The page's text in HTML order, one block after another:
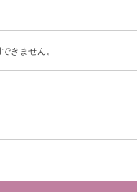
きません。